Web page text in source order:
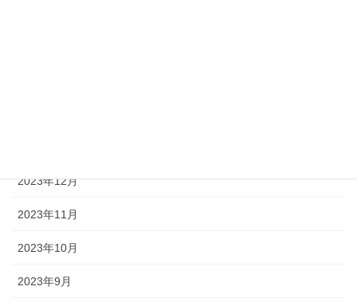
2023年12月
2023年11月
2023年10月
2023年9月